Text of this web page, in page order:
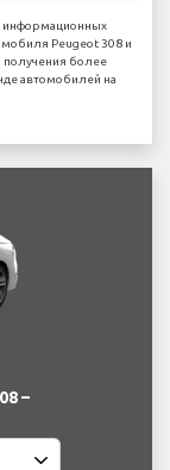
информационных
Peugeot 308 и
получения более
автомобилей на
–